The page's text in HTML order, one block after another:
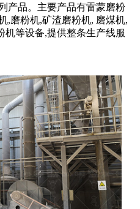
产品。主要产品有雷蒙磨粉
,磨粉机,矿渣磨粉机, 磨煤机,
机等设备,提供整条生产线服